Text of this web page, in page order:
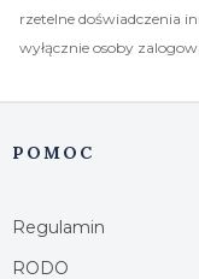
rzetelne doświadczenia
wyłącznie osoby
Linki w
POMOC
Regulamin
RODO